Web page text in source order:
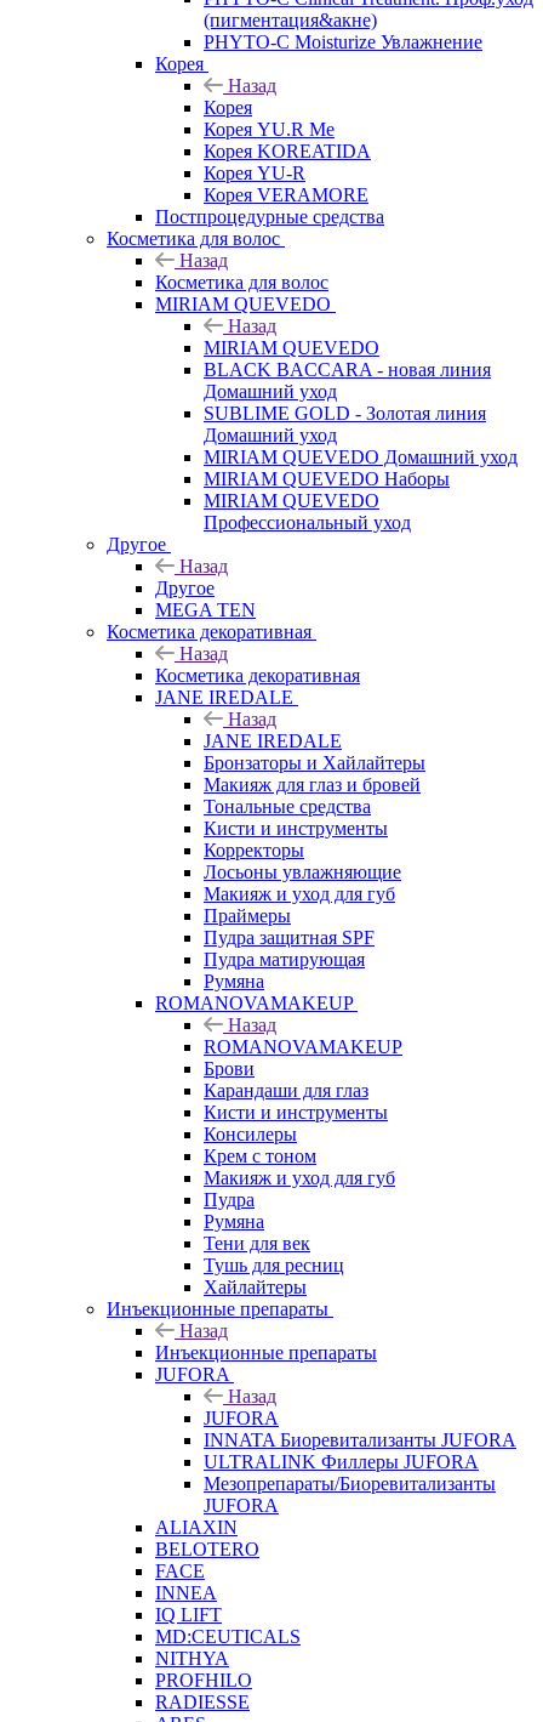
(пигментация&акне)
PHYTO-C Moisturize Увлажнение
Корея
Назад
Корея
Корея YU.R Me
Корея KOREATIDA
Корея YU-R
Корея VERAMORE
Постпроцедурные средства
Косметика для волос
Назад
Косметика для волос
MIRIAM QUEVEDO
Назад
MIRIAM QUEVEDO
BLACK BACCARA - новая линия
Домашний уход
SUBLIME GOLD - Золотая линия
Домашний уход
MIRIAM QUEVEDO Домашний уход
MIRIAM QUEVEDO Наборы
MIRIAM QUEVEDO
Профессиональный уход
Другое
Назад
Другое
MEGA TEN
Косметика декоративная
Назад
Косметика декоративная
JANE IREDALE
Назад
JANE IREDALE
Бронзаторы и Хайлайтеры
Макияж для глаз и бровей
Тональные средства
Кисти и инструменты
Корректоры
Лосьоны увлажняющие
Макияж и уход для губ
Праймеры
Пудра защитная SPF
Пудра матирующая
Румяна
ROMANOVAMAKEUP
Назад
ROMANOVAMAKEUP
Брови
Карандаши для глаз
Кисти и инструменты
Консилеры
Крем с тоном
Макияж и уход для губ
Пудра
Румяна
Тени для век
Тушь для ресниц
Хайлайтеры
Инъекционные препараты
Назад
Инъекционные препараты
JUFORA
Назад
JUFORA
INNATA Биоревитализанты JUFORA
ULTRALINK Филлеры JUFORA
Мезопрепараты/Биоревитализанты
JUFORA
ALIAXIN
BELOTERO
FACE
INNEA
IQ LIFT
MD:CEUTICALS
NITHYA
PROFHILO
RADIESSE